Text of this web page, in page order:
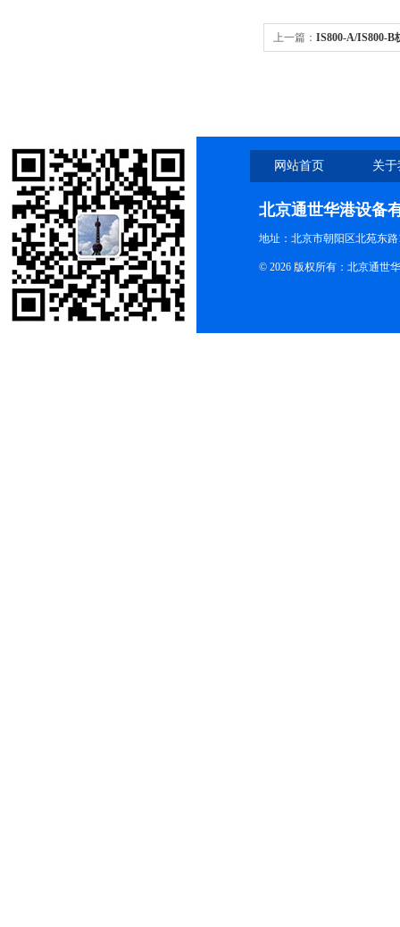
上一篇： IS800-A/IS800-B
网站首页 关
北京通世华港设备
地址：北京市朝阳区北苑东路
© 2026 版权所有：北京通世